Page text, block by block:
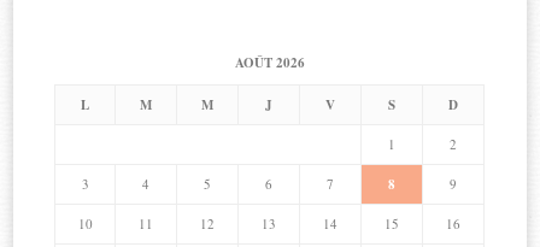
AOÛT 2026
L M M J V S D
1 2
3 4 5 6 7 8 9
10 11 12 13 14 15 16